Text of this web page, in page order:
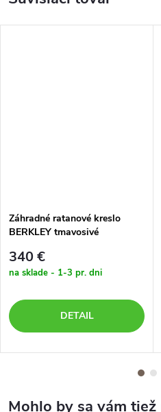
Záhradné ratanové kreslo
BERKLEY tmavosivé
340 €
na sklade - 1-3 pr. dni
DETAIL